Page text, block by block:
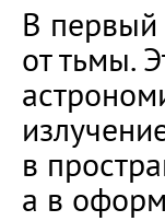
В первый
от тьмы.
в
а в